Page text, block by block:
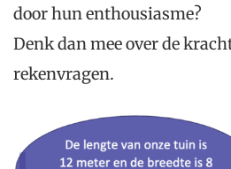
door hun enthousiasme?
Denk dan mee over de
rekenvragen.